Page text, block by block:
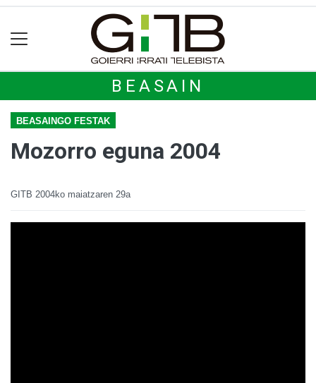
BEASAIN
BEASAINGO FESTAK
Mozorro eguna 2004
GITB 2004ko maiatzaren 29a